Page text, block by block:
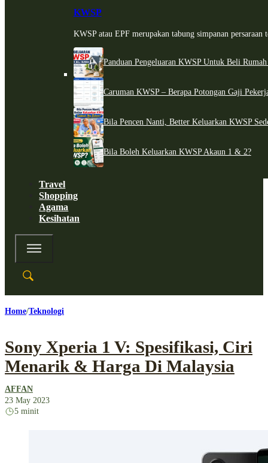
KWSP
KWSP atau EPF merupakan tabung simpanan persaraan
Panduan Pengeluaran KWSP Untuk Beli
Caruman KWSP – Berapa Potongan Gaji
Bila Pencen Nanti, Better Keluarkan KWSP
Bila Boleh Keluarkan KWSP Akaun 1 & 2?
Travel
Shopping
Agama
Kesihatan
Home Teknologi
Sony Xperia 1 V: Spesifikasi, Ciri
Menarik & Harga Di Malaysia
AFFAN
23 May 2023
5 minit